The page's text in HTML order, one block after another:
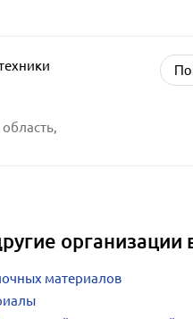
организации
материалов